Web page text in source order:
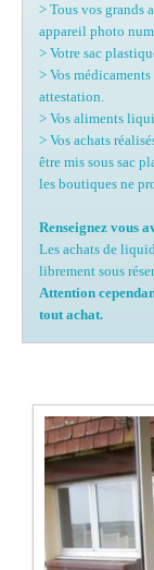
> Tous vos grands
appareil photo
> Votre sac
> Vos
attestation.
> Vos aliments
> Vos achats
être mis sous sac
les boutiques ne
Renseignez vous
Les achats de
librement sous
Attention
tout achat.